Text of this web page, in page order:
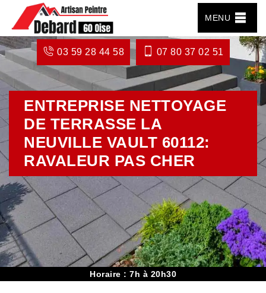
MENU
03 59 28 44 58 07 80 37 02 51
ENTREPRISE NETTOYAGE
DE TERRASSE LA
NEUVILLE VAULT 60112:
RAVALEUR PAS CHER
Horaire : 7h à 20h30